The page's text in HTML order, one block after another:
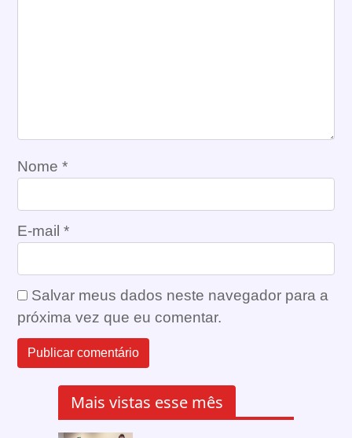
Nome *
E-mail *
Salvar meus dados neste navegador para a
próxima vez que eu comentar.
Mais vistas esse mês